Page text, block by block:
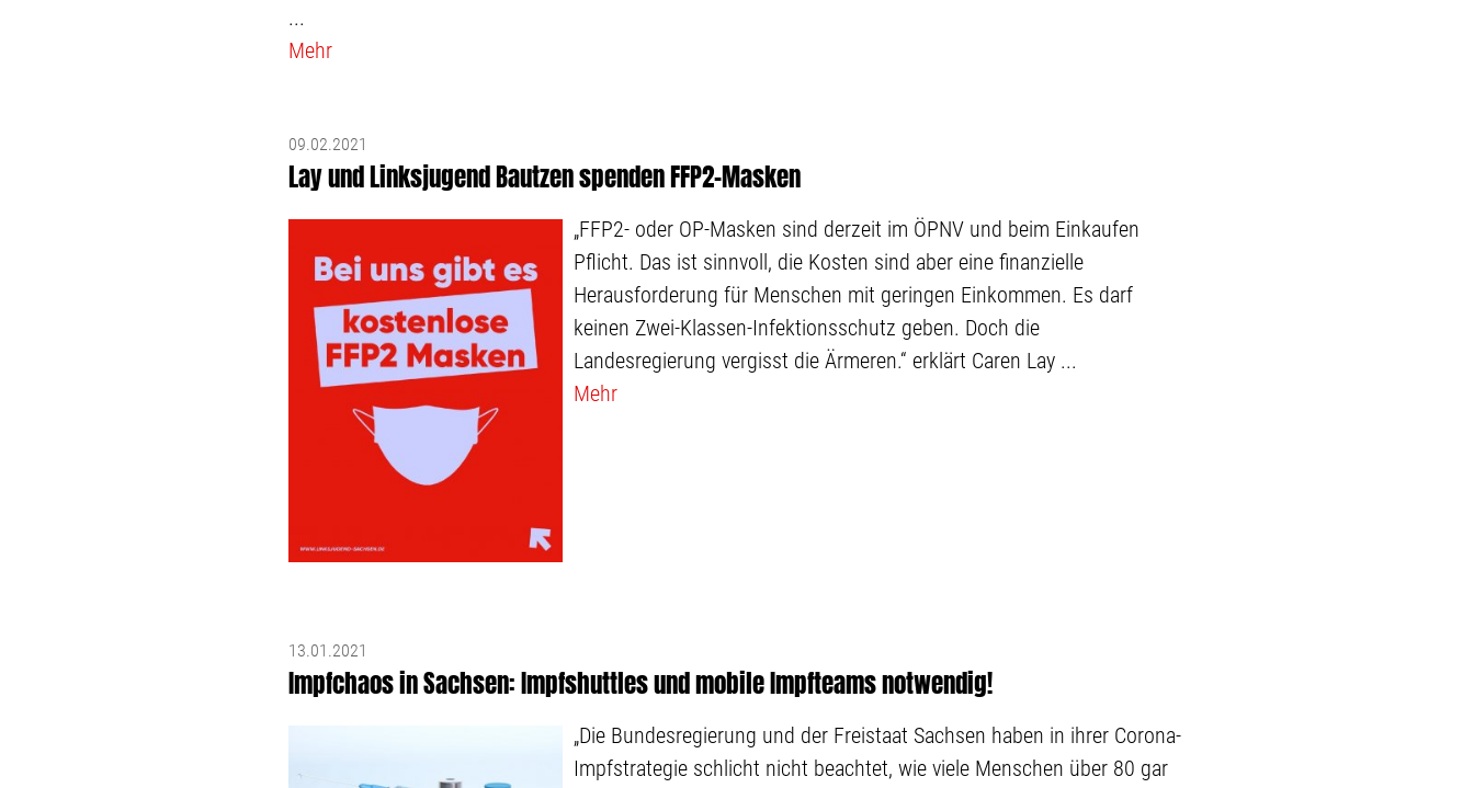
...
Mehr
09.02.2021
Lay und Linksjugend Bautzen spenden FFP2-Masken
„FFP2- oder OP-Masken sind derzeit im ÖPNV und beim Einkaufen
Pflicht. Das ist sinnvoll, die Kosten sind aber eine finanzielle
Herausforderung für Menschen mit geringen Einkommen. Es darf
keinen Zwei-Klassen-Infektionsschutz geben. Doch die
Landesregierung vergisst die Ärmeren.“ erklärt Caren Lay ...
Mehr
13.01.2021
Impfchaos in Sachsen: Impfshuttles und mobile Impfteams notwendig!
„Die Bundesregierung und der Freistaat Sachsen haben in ihrer Corona-
Impfstrategie schlicht nicht beachtet, wie viele Menschen über 80 gar